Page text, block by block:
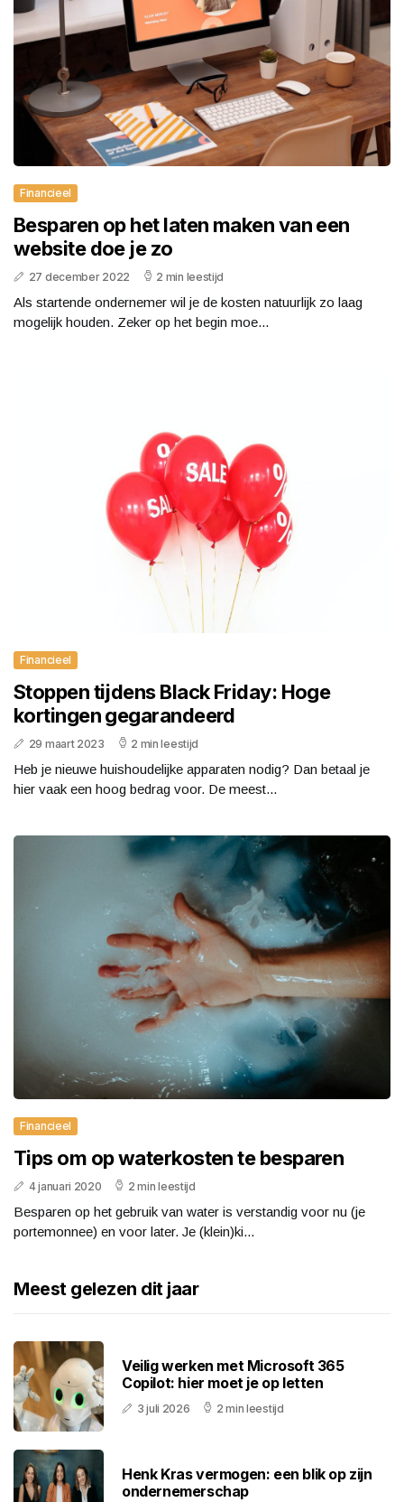
Financieel
Besparen op het laten maken van een
website doe je zo
27 december 2022 2 min leestijd
Als startende ondernemer wil je de kosten natuurlijk zo laag
mogelijk houden. Zeker op het begin moe...
Financieel
Stoppen tijdens Black Friday: Hoge
kortingen gegarandeerd
29 maart 2023 2 min leestijd
Heb je nieuwe huishoudelijke apparaten nodig? Dan betaal je
hier vaak een hoog bedrag voor. De meest...
Financieel
Tips om op waterkosten te besparen
4 januari 2020 2 min leestijd
Besparen op het gebruik van water is verstandig voor nu (je
portemonnee) en voor later. Je (klein)ki...
Meest gelezen dit jaar
Veilig werken met Microsoft 365
Copilot: hier moet je op letten
3 juli 2026 2 min leestijd
Henk Kras vermogen: een blik op zijn
ondernemerschap